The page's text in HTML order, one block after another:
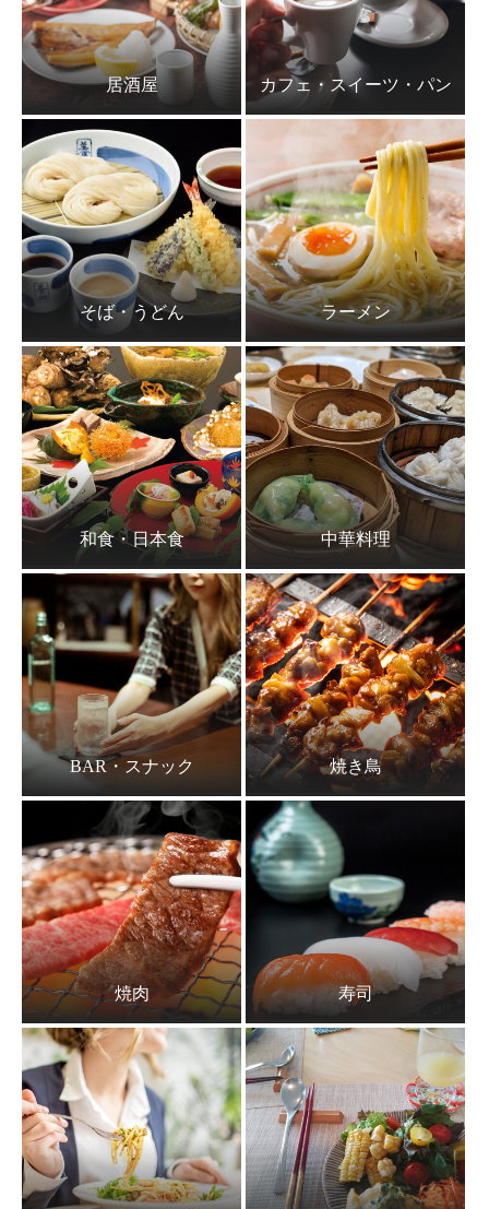
居酒屋 カフェ・スイーツ・パン
そば・うどん ラーメン
和食・日本食 中華料理
BAR・スナック 焼き鳥
焼肉 寿司